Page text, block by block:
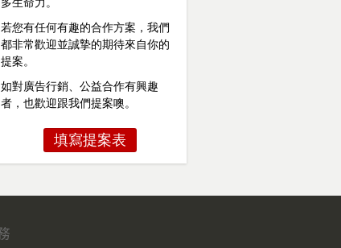
若您有任何有趣的合作方案，我們
都非常歡迎並誠摯的期待來自你的
提案。
如對廣告行銷、公益合作有興趣
者，也歡迎跟我們提案噢。
填寫提案表